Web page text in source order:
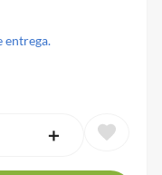
entrega.
＋